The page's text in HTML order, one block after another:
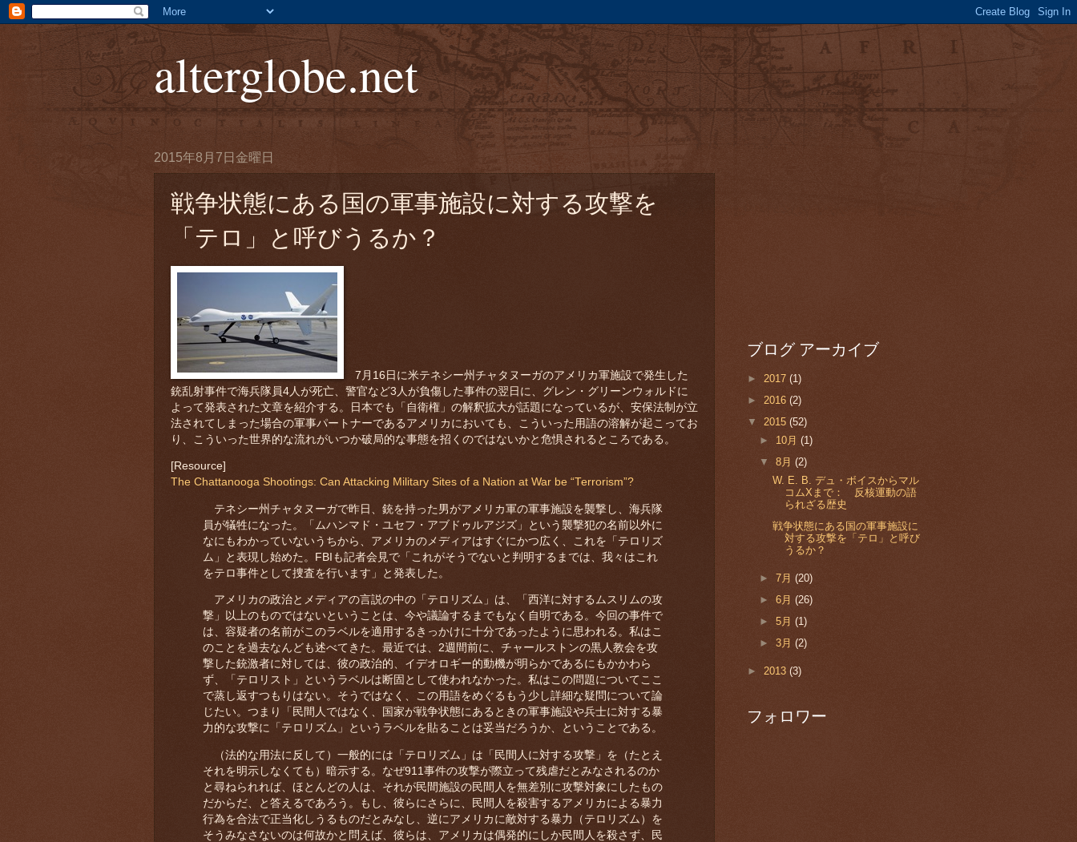
alterglobe.net
2015年8月7日金曜日
戦争状態にある国の軍事施設に対する攻撃を
「テロ」と呼びうるか？
7月16日に米テネシー州チャタヌーガのアメリカ軍施設で発生した
銃乱射事件で海兵隊員4人が死亡、警官など3人が負傷した事件の翌日に、グレン・グリーンウォルドに
よって発表された文章を紹介する。日本でも「自衛権」の解釈拡大が話題になっているが、安保法制が立
法されてしまった場合の軍事パートナーであるアメリカにおいても、こういった用語の溶解が起こってお
り、こういった世界的な流れがいつか破局的な事態を招くのではないかと危惧されるところである。
[Resource]
The Chattanooga Shootings: Can Attacking Military Sites of a Nation at War be “Terrorism”?
テネシー州チャタヌーガで昨日、銃を持った男がアメリカ軍の軍事施設を襲撃し、海兵隊
員が犠牲になった。「ムハンマド・ユセフ・アブドゥルアジズ」という襲撃犯の名前以外に
なにもわかっていないうちから、アメリカのメディアはすぐにかつ広く、これを「テロリズ
ム」と表現し始めた。FBIも記者会見で「これがそうでないと判明するまでは、我々はこれ
をテロ事件として捜査を行います」と発表した。
アメリカの政治とメディアの言説の中の「テロリズム」は、「西洋に対するムスリムの攻
撃」以上のものではないということは、今や議論するまでもなく自明である。今回の事件で
は、容疑者の名前がこのラベルを適用するきっかけに十分であったように思われる。私はこ
のことを過去なんども述べてきた。最近では、2週間前に、チャールストンの黒人教会を攻
撃した銃激者に対しては、彼の政治的、イデオロギー的動機が明らかであるにもかかわら
ず、「テロリスト」というラベルは断固として使われなかった。私はこの問題についてここ
で蒸し返すつもりはない。そうではなく、この用語をめぐるもう少し詳細な疑問について論
じたい。つまり「民間人ではなく、国家が戦争状態にあるときの軍事施設や兵士に対する暴
力的な攻撃に「テロリズム」というラベルを貼ることは妥当だろうか、ということである。
（法的な用法に反して）一般的には「テロリズム」は「民間人に対する攻撃」を（たとえ
それを明示しなくても）暗示する。なぜ911事件の攻撃が際立って残虐だとみなされるのか
と尋ねられれば、ほとんどの人は、それが民間施設の民間人を無差別に攻撃対象にしたもの
だからだ、と答えるであろう。もし、彼らにさらに、民間人を殺害するアメリカによる暴力
行為を合法で正当化しうるものだとみなし、逆にアメリカに敵対する暴力（テロリズム）を
そうみなさないのは何故かと問えば、彼らは、アメリカは偶発的にしか民間人を殺さず、民
ブログ アーカイブ
► 2017 (1)
► 2016 (2)
▼ 2015 (52)
► 10月(1)
▼8月(2)
W. E. B. デュ・ボイスからマル
コムXまで： 反核運動の語
られざる歴史
戦争状態にある国の軍事施設に
対する攻撃を「テロ」と呼び
うるか？
►7月(20)
►6月(26)
►5月(1)
►3月(2)
► 2013 (3)
フォロワー